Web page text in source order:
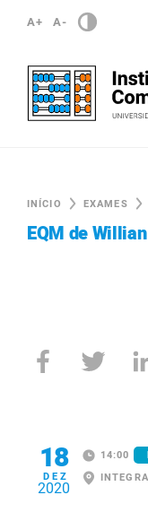
A+ A-
INÍCIO EXAMES
EQM de
18
DEZ
2020
14:00